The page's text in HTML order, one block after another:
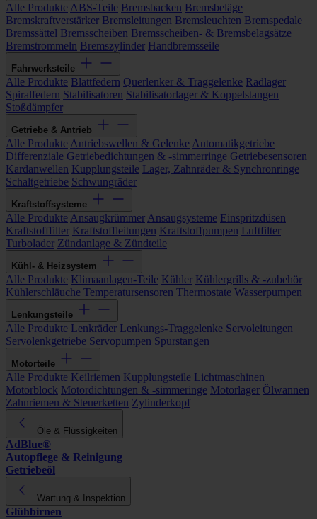
Alle Produkte ABS-Teile Bremsbacken Bremsbeläge
Bremskraftverstärker Bremsleitungen Bremsleuchten Bremspedale
Bremssättel Bremsscheiben Bremsscheiben- & Bremsbelagsätze
Bremstrommeln Bremszylinder Handbremsseile
Fahrwerksteile
Alle Produkte Blattfedern Querlenker & Traggelenke Radlager
Spiralfedern Stabilisatoren Stabilisatorlager & Koppelstangen
Stoßdämpfer
Getriebe & Antrieb
Alle Produkte Antriebswellen & Gelenke Automatikgetriebe
Differenziale Getriebedichtungen & -simmerringe Getriebesensoren
Kardanwellen Kupplungsteile Lager, Zahnräder & Synchronringe
Schaltgetriebe Schwungräder
Kraftstoffsysteme
Alle Produkte Ansaugkrümmer Ansaugsysteme Einspritzdüsen
Kraftstofffilter Kraftstoffleitungen Kraftstoffpumpen Luftfilter
Turbolader Zündanlage & Zündteile
Kühl- & Heizsystem
Alle Produkte Klimaanlagen-Teile Kühler Kühlergrills & -zubehör
Kühlerschläuche Temperatursensoren Thermostate Wasserpumpen
Lenkungsteile
Alle Produkte Lenkräder Lenkungs-Traggelenke Servoleitungen
Servolenkgetriebe Servopumpen Spurstangen
Motorteile
Alle Produkte Keilriemen Kupplungsteile Lichtmaschinen
Motorblock Motordichtungen & -simmeringe Motorlager Ölwannen
Zahnriemen & Steuerketten Zylinderkopf
Öle & Flüssigkeiten
AdBlue®
Autopflege & Reinigung
Getriebeöl
Wartung & Inspektion
Glühbirnen